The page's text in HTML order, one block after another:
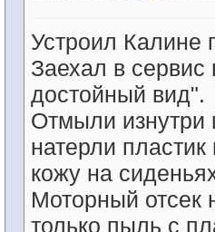
Устроил Калине
Заехал в сервис
достойный вид".
Отмыли изнутри
натерли
кожу на
Моторный отсек
только пыль с